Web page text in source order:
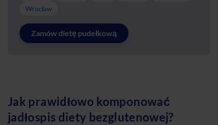
Wrocław
Zamów dietę pudełkową
Jak prawidłowo komponować
jadłospis diety bezglutenowej?